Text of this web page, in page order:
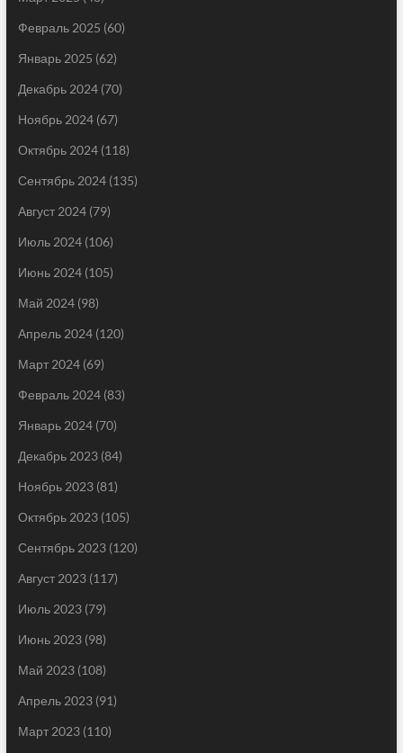
Февраль 2025 (60)
Январь 2025 (62)
Декабрь 2024(70)
Ноябрь 2024(67)
Октябрь 2024(118)
Сентябрь 2024(135)
Август 2024(79)
Июль 2024(106)
Июнь 2024(105)
Май 2024(98)
Апрель 2024(120)
Март 2024(69)
Февраль 2024(83)
Январь 2024(70)
Декабрь 2023(84)
Ноябрь 2023(81)
Октябрь 2023(105)
Сентябрь 2023(120)
Август 2023(117)
Июль 2023(79)
Июнь 2023(98)
Май 2023(108)
Апрель 2023(91)
Март 2023(110)